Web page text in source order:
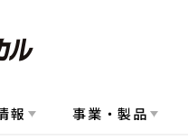
報 事業・製品